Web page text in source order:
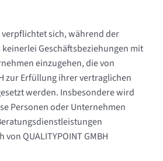
sich, während der
keinerlei Geschäftsbeziehungen mit
einzugehen, die von
zur Erfüllung ihrer vertraglichen
werden. Insbesondere wird
Personen oder Unternehmen
QUALITYPOINT GMBH